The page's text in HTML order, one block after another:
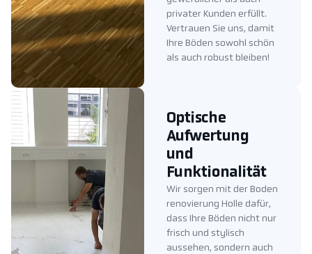
privater Kunden erfüllt.
Vertrauen Sie uns, damit
Ihre Böden sowohl schön
als auch robust bleiben!
Optische
Aufwertung
und
Funktionalität
Wir sorgen mit der Boden
renovierung Holle dafür,
dass Ihre Böden nicht nur
frisch und stylisch
aussehen, sondern auch